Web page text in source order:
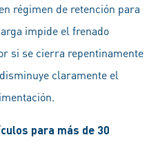
régimen de retención para
impide el frenado
si se cierra repentinamente
claramente el
para más de 30